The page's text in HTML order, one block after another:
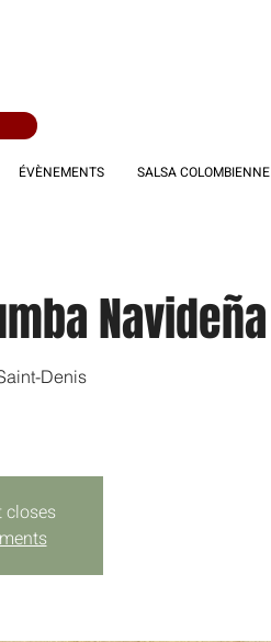
ÉVÈNEMENTS SALSA COLOMBIENNE
Navideña
Denis
closes